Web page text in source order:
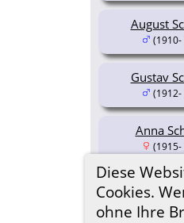
Diese
Cookies.
ohne Ihre
August
(1910-
Gustav
(1912-
Anna
(1915-